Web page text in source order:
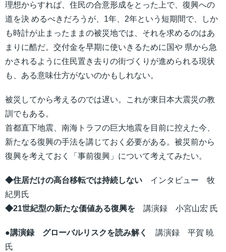
理想からすれば、住民の合意形成をとった上で、復興への
道を決 めるべきだろうが、1年、2年という短期間で、しか
も時計が止まったままの被災地では、それを求めるのはあ
まりに酷だ。交付金を早期に使いきるために国や 県から急
かされるように住民置き去りの街づくりが進められる現状
も、ある意味仕方がないのかもしれない。
被災してから考えるのでは遅い。これが東日本大震災の教
訓でもある。
首都直下地震、南海トラフの巨大地震を目前に控えた今、
新たなる復興の手法を講じておく必要がある。被災前から
復興を考えておく「事前復興」について考えてみたい。
◆住居だけの高台移転では持続しない インタビュー 牧
紀男氏
◆21世紀型の新たな価値ある復興を 講演録 小宮山宏 氏
●講演録 グローバルリスクを読み解く
講演録 平賀 暁
氏